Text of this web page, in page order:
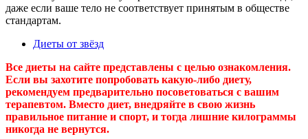
даже если ваше тело не соответствует принятым в обществе
стандартам.
Диеты от звёзд
Все диеты на сайте представлены с целью ознакомления.
Если вы захотите попробовать какую-либо диету,
рекомендуем предварительно посоветоваться с вашим
терапевтом. Вместо диет, внедряйте в свою жизнь
правильное питание и спорт, и тогда лишние килограммы
никогда не вернутся.